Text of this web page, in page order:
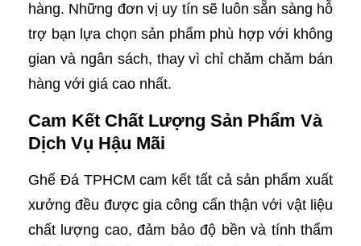
hàng. Những đơn vị uy tín sẽ luôn sẵn sàng hỗ
trợ bạn lựa chọn sản phẩm phù hợp với không
gian và ngân sách, thay vì chỉ chăm chăm bán
hàng với giá cao nhất.
Cam Kết Chất Lượng Sản Phẩm Và
Dịch Vụ Hậu Mãi
Ghế Đá TPHCM cam kết tất cả sản phẩm xuất
xưởng đều được gia công cẩn thận với vật liệu
chất lượng cao, đảm bảo độ bền và tính thẩm